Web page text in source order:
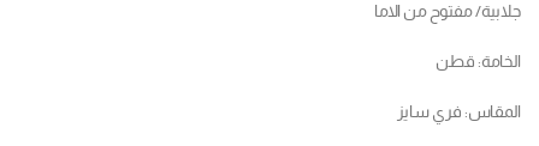
جلابية/ مفتوح من الاما
الخامة: قطن
المقاس: فري سايز